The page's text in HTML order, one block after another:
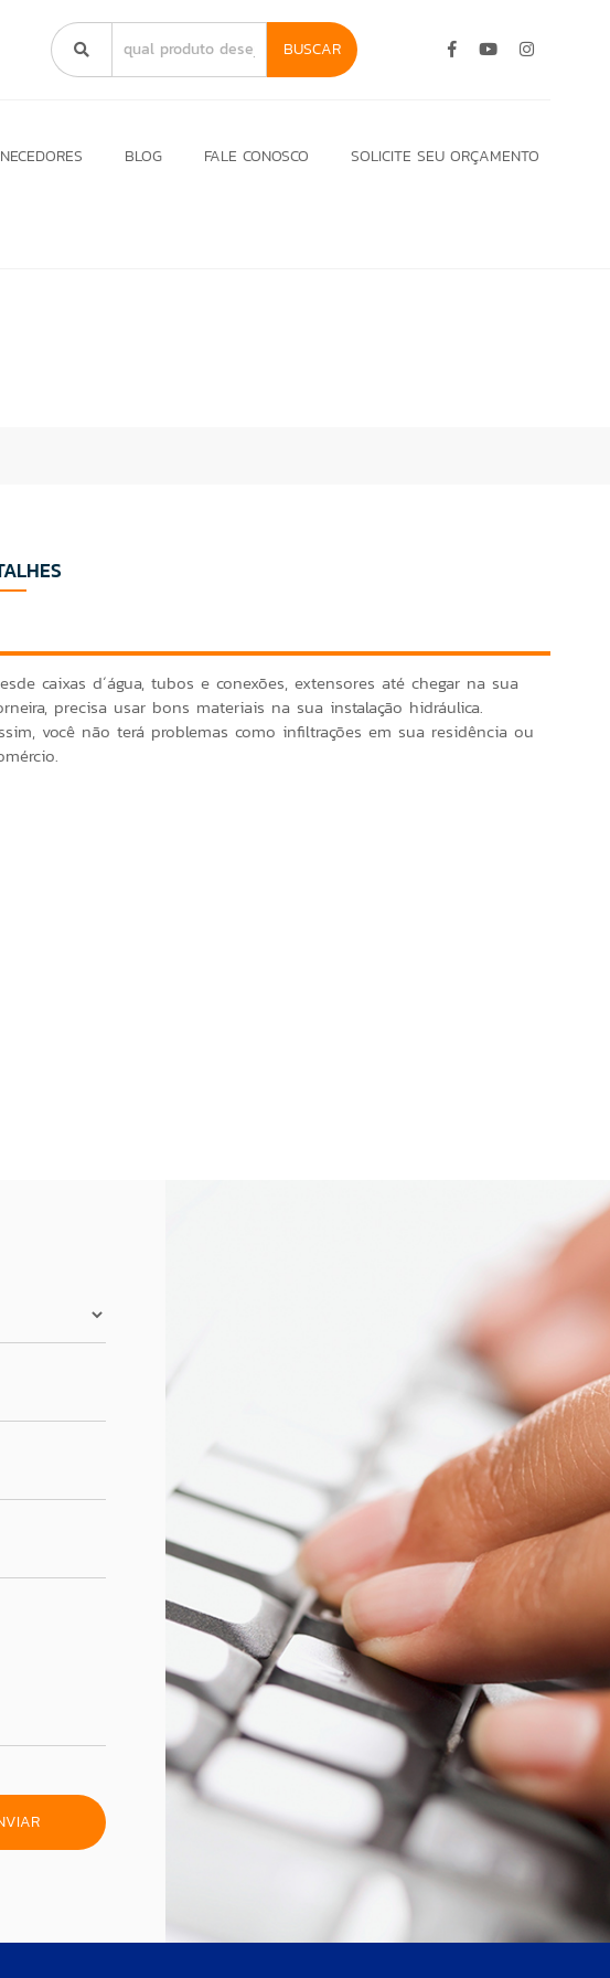
BUSCAR
BLOG FALE CONOSCO SOLICITE SEU ORÇAMENTO
caixas d´água, tubos e conexões, extensores até chegar na sua
precisa usar bons materiais na sua instalação hidráulica.
você não terá problemas como infiltrações em sua residência ou